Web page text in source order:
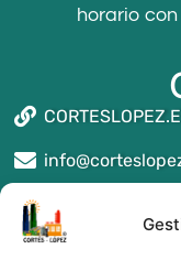
horario